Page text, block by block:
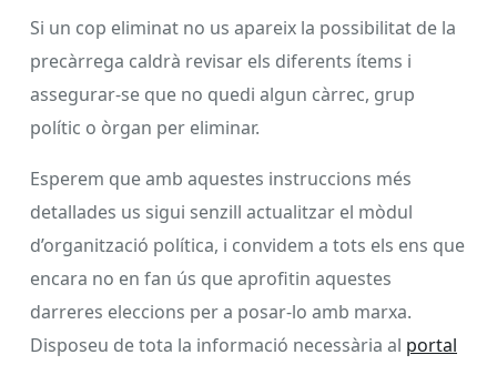
Si un cop eliminat no us apareix la possibilitat de la
precàrrega caldrà revisar els diferents ítems i
assegurar-se que no quedi algun càrrec, grup
polític o òrgan per eliminar.
Esperem que amb aquestes instruccions més
detallades us sigui senzill actualitzar el mòdul
d’organització política, i convidem a tots els ens que
encara no en fan ús que aprofitin aquestes
darreres eleccions per a posar-lo amb marxa.
Disposeu de tota la informació necessària al portal